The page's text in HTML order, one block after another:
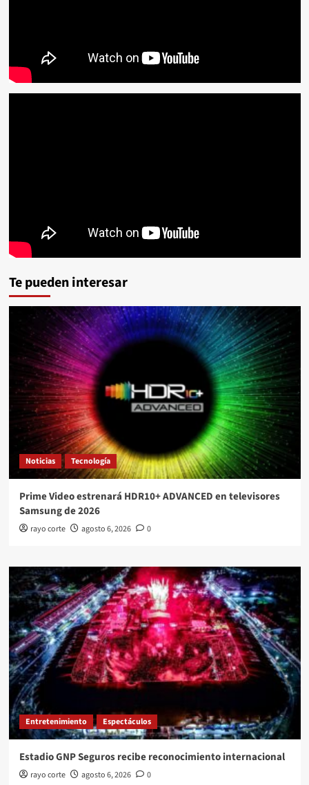
Te pueden interesar
Noticias Tecnología
Prime Video estrenará HDR10+ ADVANCED en televisores
Samsung de 2026
rayo corte agosto 6, 2026 0
Entretenimiento Espectáculos
Estadio GNP Seguros recibe reconocimiento internacional
rayo corte agosto 6, 2026 0